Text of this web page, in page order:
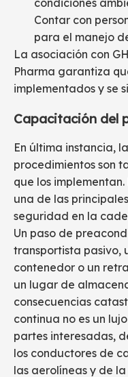
Contar con
para el manejo
La asociación con
Pharma garantiza
implementados y se
Capacitación del
En última instancia,
procedimientos son
que los
una de las
seguridad en la
Un paso de
transportista pasivo,
contenedor o un
un lugar de
consecuencias
continua no es un
partes interesadas,
los conductores de
las aerolíneas y de